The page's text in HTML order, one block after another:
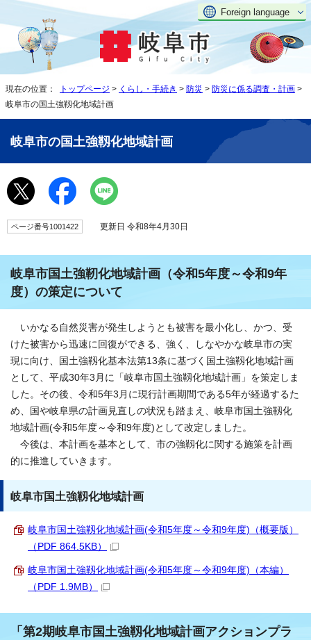
Foreign language
現在の位置： トップページ > くらし・手続き > 防災 > 防災に係る調査・計画 >
岐阜市の国土強靱化地域計画
岐阜市の国土強靱化地域計画
ページ番号1001422 更新日 令和8年4月30日
岐阜市国土強靭化地域計画（令和5年度～令和9年
度）の策定について
いかなる自然災害が発生しようとも被害を最小化し、かつ、受
けた被害から迅速に回復ができる、強く、しなやかな岐阜市の実
現に向け、国土強靱化基本法第13条に基づく国土強靱化地域計画
として、平成30年3月に「岐阜市国土強靱化地域計画」を策定しま
した。その後、令和5年3月に現行計画期間である5年が経過するた
め、国や岐阜県の計画見直しの状況も踏まえ、岐阜市国土強靱化
地域計画(令和5年度～令和9年度)として改定しました。
今後は、本計画を基本として、市の強靱化に関する施策を計画
的に推進していきます。
岐阜市国土強靱化地域計画
岐阜市国土強靱化地域計画(令和5年度～令和9年度)（概要版）
（PDF 864.5KB）
岐阜市国土強靱化地域計画(令和5年度～令和9年度)（本編）
（PDF 1.9MB）
「第2期岐阜市国土強靱化地域計画アクションプラ